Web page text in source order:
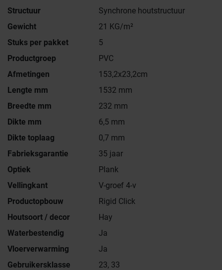
Structuur
Synchrone houtstructuur
Gewicht
21 KG/m²
Stuks per pakket
5
Productgroep
PVC
Afmetingen
153,2x23,2cm
Lengte mm
1532 mm
Breedte mm
232 mm
Dikte mm
6,5 mm
Dikte toplaag
0,7 mm
Fabrieksgarantie
35 jaar
Optiek
Plank
Vellingkant
V-groef 4-v
Productopbouw
Rigid Click
Houtsoort / decor
Hay
Waterbestendig
Ja
Vloerverwarming
Ja
Gebruikersklasse
23, 33